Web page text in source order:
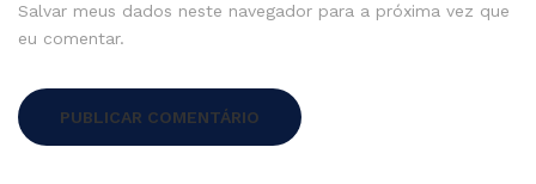
Salvar meus dados neste navegador para a próxima vez que
eu comentar.